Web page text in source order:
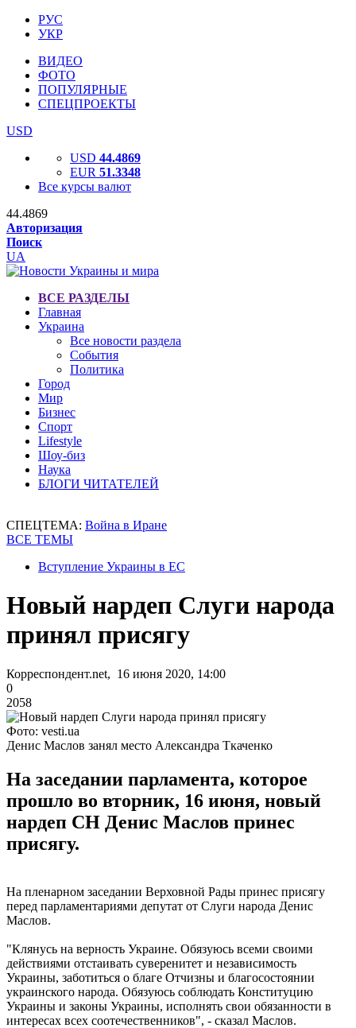
РУС
УКР
ВИДЕО
ФОТО
ПОПУЛЯРНЫЕ
СПЕЦПРОЕКТЫ
USD
USD 44.4869
EUR 51.3348
Все курсы валют
44.4869
Авторизация
Поиск
UA
ВСЕ РАЗДЕЛЫ
Главная
Украина
Все новости раздела
События
Политика
Город
Мир
Бизнес
Спорт
Lifestyle
Шоу-биз
Наука
БЛОГИ ЧИТАТЕЛЕЙ
СПЕЦТЕМА: Война в Иране
ВСЕ ТЕМЫ
Вступление Украины в ЕС
Новый нардеп Слуги народа
принял присягу
Корреспондент.net, 16 июня 2020, 14:00
0
2058
Фото: vesti.ua
Денис Маслов занял место Александра Ткаченко
На заседании парламента, которое
прошло во вторник, 16 июня, новый
нардеп СН Денис Маслов принес
присягу.
На пленарном заседании Верховной Рады принес присягу
перед парламентариями депутат от Слуги народа Денис
Маслов.
"Клянусь на верность Украине. Обязуюсь всеми своими
действиями отстаивать суверенитет и независимость
Украины, заботиться о благе Отчизны и благосостоянии
украинского народа. Обязуюсь соблюдать Конституцию
Украины и законы Украины, исполнять свои обязанности в
интересах всех соотечественников", - сказал Маслов.